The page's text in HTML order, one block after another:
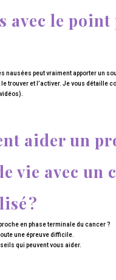
avec le point
nausées peut vraiment apporter un
trouver et l’activer. Je vous détaille
aider un
vie avec un
?
en phase terminale du cancer ?
une épreuve difficile.
qui peuvent vous aider.